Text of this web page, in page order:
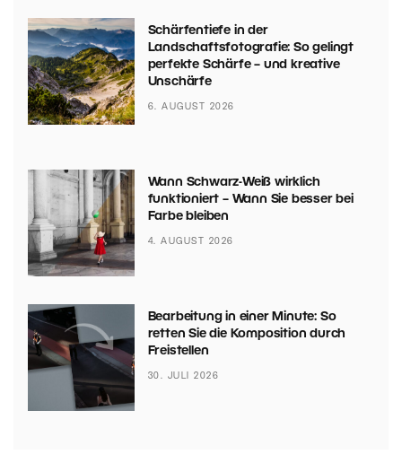
Schärfentiefe in der
Landschaftsfotografie: So gelingt
perfekte Schärfe – und kreative
Unschärfe
6. AUGUST 2026
Wann Schwarz-Weiß wirklich
funktioniert – Wann Sie besser bei
Farbe bleiben
4. AUGUST 2026
Bearbeitung in einer Minute: So
retten Sie die Komposition durch
Freistellen
30. JULI 2026